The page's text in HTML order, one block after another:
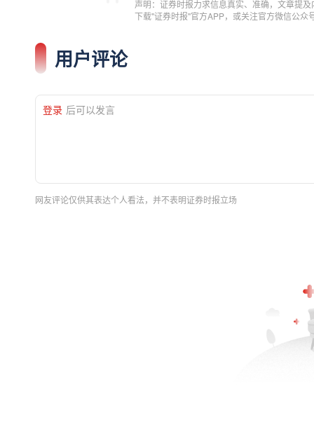
声明：证券时报力求信息真实、准确，文章提
下载"证券时报"官方APP，或关注官方微信公
用户评论
登录 后可以发言
网友评论仅供其表达个人看法，并不表明证券时报立场